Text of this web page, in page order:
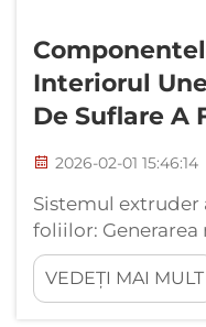
Interiorul
De Suflare A
2026-02-01 15:46:14
Sistemul extruder
foliilor: Generarea
consistenței
alimentare și
debit stabil.
VEDEȚI MAI MULT